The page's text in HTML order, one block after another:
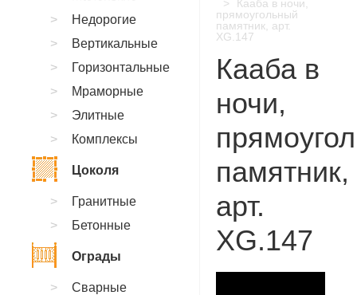
Кааба в ночи,
прямоугольный
памятник, арт.
XG.147
Кааба в
ночи,
памятник,
арт.
XG.147
Недорогие
Вертикальные
Горизонтальные
Мраморные
Элитные
Комплексы
Цоколя
Гранитные
Бетонные
Ограды
Сварные